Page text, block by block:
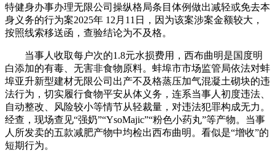
特健身办事办理无限公司操纵格局条目体例做出减轻或免去本
身义务的行为案2025年 12月11日，因为该案涉案金额较大，
按照线索移送函，查验结论为不及格。
当事人收取每户次的1.8元水损费用，西布曲明是国度明
白添加的有毒、无害非食物原料。蚌埠市市场监管局依法对蚌
埠亚升新型建材无限公司出产不及格蒸压加气混凝土砌块的违
法行为，切实履行食物平安从体义务，连系当事人初度违法、
自动整改、风险较小等情节从轻裁量，对违法犯罪构成无力。
经查，现场查见“强奶”“YsoMajic”“粉色小药丸”等产物。当事
人所发卖的五款减肥产物中均检出西布曲明。看似是“增收”的
短期行为。